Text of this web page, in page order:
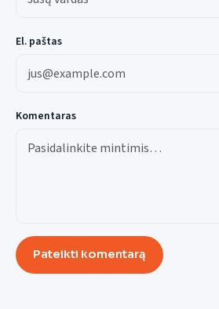
El. paštas
Komentaras
Pateikti komentarą